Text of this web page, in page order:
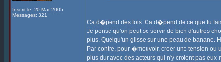
Inscrit le: 20 Mar 2005
Messages: 321
Ca d�pend des fois. Ca d�pend de ce que tu
Je pense qu'on peut se servir de bien d'autres
plus. Quelqu'un glisse sur une peau de banane.
Par contre, pour �mouvoir, creer une tension
plus dur avec des acteurs qui n'y croient pas